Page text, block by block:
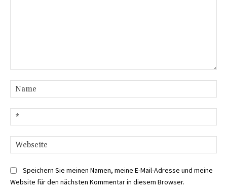
Speichern Sie meinen Namen, meine E-Mail-Adresse und meine
Website für den nächsten Kommentar in diesem Browser.